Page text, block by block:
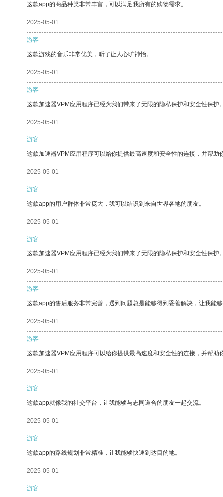
这款app的商品种类非常丰富，可以满足我所有的购物需求。
2025-05-01
游客
这款游戏的音乐非常优美，听了让人心旷神怡。
2025-05-01
游客
这款加速器VPM应用程序已经为我们带来了无限的隐私保护和安全性保护
2025-05-01
游客
这款加速器VPM应用程序可以给你提供最高速度和安全性的连接，并帮助
2025-05-01
游客
这款app的用户群体非常庞大，我可以结识到来自世界各地的朋友。
2025-05-01
游客
这款加速器VPM应用程序已经为我们带来了无限的隐私保护和安全性保护
2025-05-01
游客
这款app的售后服务非常完善，遇到问题总是能够得到妥善解决，让我能
2025-05-01
游客
这款加速器VPM应用程序可以给你提供最高速度和安全性的连接，并帮助
2025-05-01
游客
这款app就像我的社交平台，让我能够与志同道合的朋友一起交流。
2025-05-01
游客
这款app的路线规划非常精准，让我能够快速到达目的地。
2025-05-01
游客